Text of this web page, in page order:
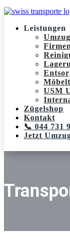
Leistungen
Umzug
USM
Zügelshop
Kontakt
📞 044 731
Jetzt